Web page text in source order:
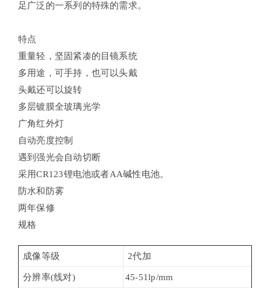
足广泛的一系列的特殊的需求。
特点
重量轻，坚固紧凑的目镜系统
多用途，可手持，也可以头戴
头戴还可以旋转
多层镀膜全玻璃光学
广角红外灯
自动亮度控制
遇到强光会自动切断
采用CR123锂电池或者AA碱性电池。
防水和防雾
两年保修
规格
成像等级 2代加
分辨率(线对) 45-51lp/mm